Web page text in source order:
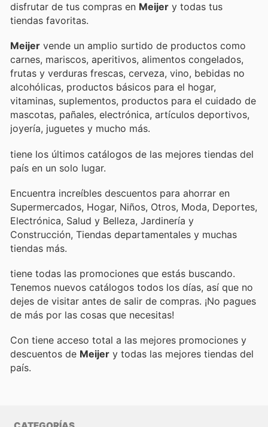
disfrutar de tus compras en Meijer y todas tus
tiendas favoritas.
Meijer vende un amplio surtido de productos como
carnes, mariscos, aperitivos, alimentos congelados,
frutas y verduras frescas, cerveza, vino, bebidas no
alcohólicas, productos básicos para el hogar,
vitaminas, suplementos, productos para el cuidado de
mascotas, pañales, electrónica, artículos deportivos,
joyería, juguetes y mucho más.
tiene los últimos catálogos de las mejores tiendas del
país en un solo lugar.
Encuentra increíbles descuentos para ahorrar en
Supermercados, Hogar, Niños, Otros, Moda, Deportes,
Electrónica, Salud y Belleza, Jardinería y
Construcción, Tiendas departamentales y muchas
tiendas más.
tiene todas las promociones que estás buscando.
Tenemos nuevos catálogos todos los días, así que no
dejes de visitar antes de salir de compras. ¡No pagues
de más por las cosas que necesitas!
Con tiene acceso total a las mejores promociones y
descuentos de Meijer y todas las mejores tiendas del
país.